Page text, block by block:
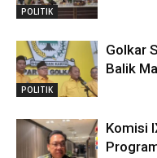
POLITIK
POLITIK
Golkar
Balik
Komisi